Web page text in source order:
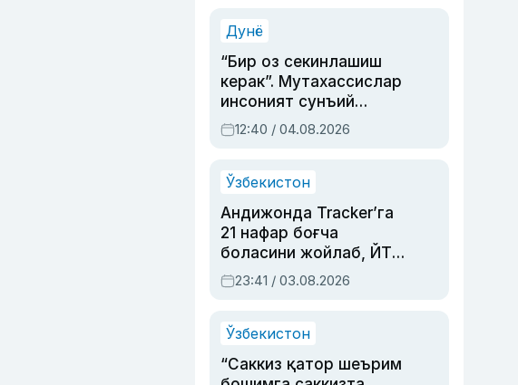
синовларга тўла ҳаёти
Дунё
“Бир оз секинлашиш
керак”. Мутахассислар
инсоният сунъий
интеллектни бошқара
олмай қолишидан
12:40 / 04.08.2026
Ўзбекистон
Андижонда Tracker’га
21 нафар боғча
боласини жойлаб, ЙТҲ
содир этган аёлга суд
ҳукми ўқилди
23:41 / 03.08.2026
Ўзбекистон
“Саккиз қатор шеърим